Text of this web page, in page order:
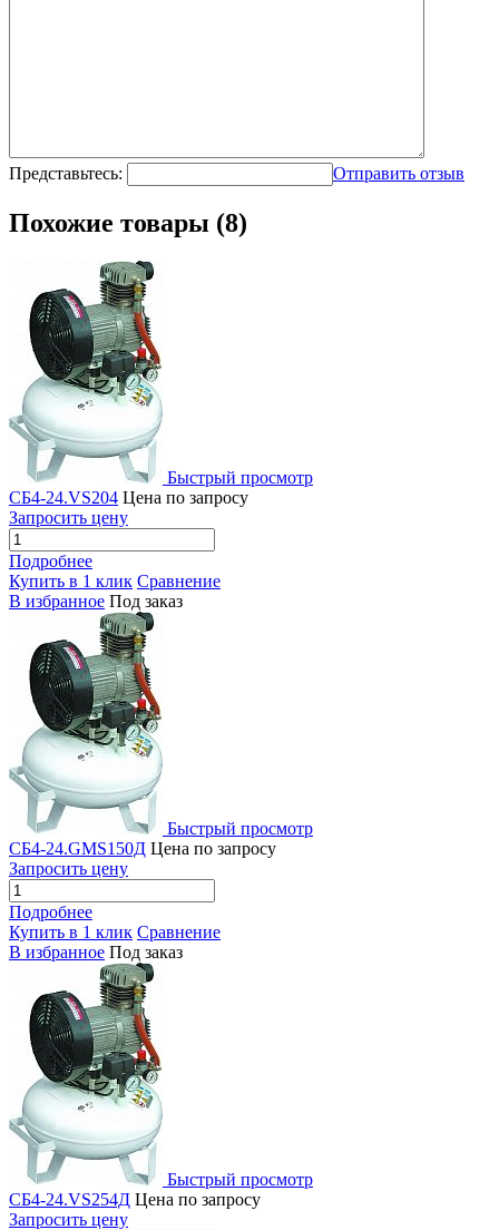
Представьтесь: Отправить отзыв
Похожие товары (8)
Быстрый просмотр
СБ4-24.VS204 Цена по запросу
Запросить цену
Подробнее
Купить в 1 клик Сравнение
В избранное Под заказ
Быстрый просмотр
СБ4-24.GMS150Д Цена по запросу
Запросить цену
Подробнее
Купить в 1 клик Сравнение
В избранное Под заказ
Быстрый просмотр
СБ4-24.VS254Д Цена по запросу
Запросить цену